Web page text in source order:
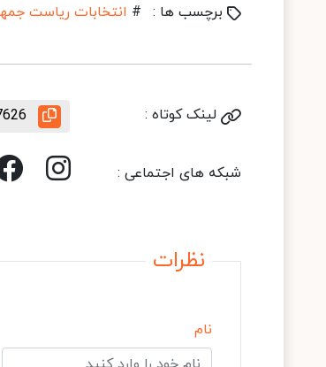
برچسب ها : # انتخابات ریاست جمهوری
لینک کوتاه :
شبکه های اجتماعی :
نظرات
نام